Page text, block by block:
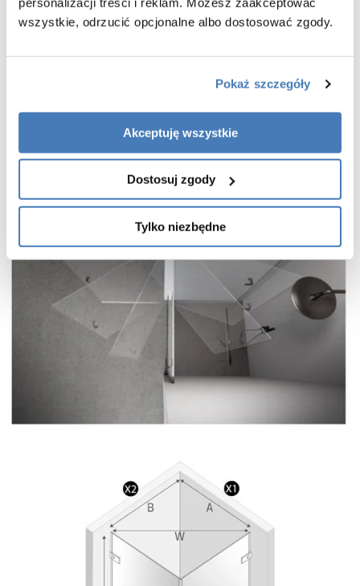
wszystkie, odrzucić opcjonalne albo dostosować zgody.
Pokaż szczegóły
Akceptuję wszystkie
Dostosuj zgody
Tylko niezbędne
cienkie, niemal niewidoczne profile w kolorze czarnego matu